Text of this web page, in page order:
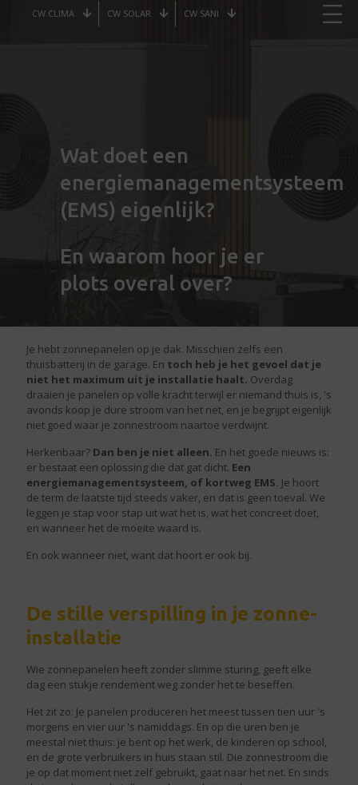
CW CLIMA CW SOLAR CW SANI
Wat doet een
energiemanagementsysteem
(EMS) eigenlijk?
En waarom hoor je er
plots overal over?
Je hebt zonnepanelen op je dak. Misschien zelfs een
thuisbatterij in de garage. En toch heb je het gevoel dat je
niet het maximum uit je installatie haalt. Overdag
draaien je panelen op volle kracht terwijl er niemand thuis is, 's
avonds koop je dure stroom van het net, en je begrijpt eigenlijk
niet goed waar je zonnestroom naartoe verdwijnt.
Herkenbaar? Dan ben je niet alleen. En het goede nieuws is:
er bestaat een oplossing die dat gat dicht. Een
energiemanagementsysteem, of kortweg EMS. Je hoort
de term de laatste tijd steeds vaker, en dat is geen toeval. We
leggen je stap voor stap uit wat het is, wat het concreet doet,
en wanneer het de moeite waard is.
En ook wanneer niet, want dat hoort er ook bij.
De stille verspilling in je zonne-
installatie
Wie zonnepanelen heeft zonder slimme sturing, geeft elke
dag een stukje rendement weg zonder het te beseffen.
Het zit zo: Je panelen produceren het meest tussen tien uur 's
morgens en vier uur 's namiddags. En op die uren ben je
meestal niet thuis: je bent op het werk, de kinderen op school,
en de grote verbruikers in huis staan stil. Die zonnestroom die
je op dat moment niet zelf gebruikt, gaat naar het net. En sinds